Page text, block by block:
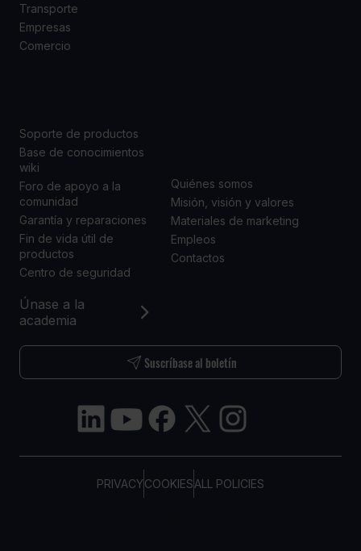
PRIVACYCOOKIESALL POLICIES
Únase a la
academia
Suscríbase al boletín
Transporte
Empresas
Comercio
Soporte de productos
Base de conocimientos
wiki
Foro de apoyo a la
comunidad
Garantía y reparaciones
Fin de vida útil de
productos
Centro de seguridad
Quiénes somos
Misión, visión y valores
Materiales de marketing
Empleos
Contactos